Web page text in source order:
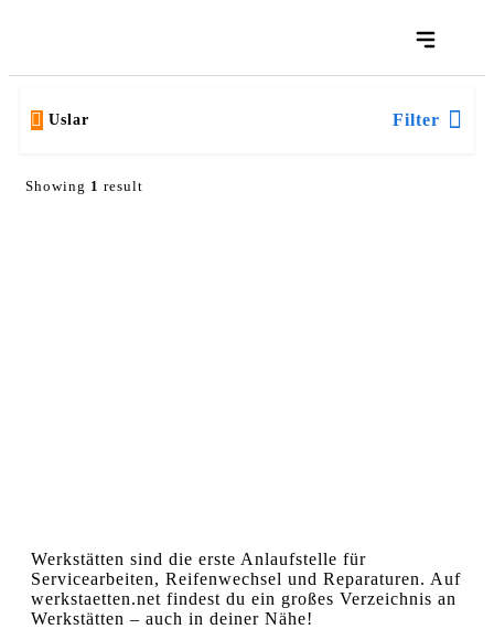
Uslar Filter
Showing 1 result
Werkstätten sind die erste Anlaufstelle für
Servicearbeiten, Reifenwechsel und Reparaturen. Auf
werkstaetten.net findest du ein großes Verzeichnis an
Werkstätten – auch in deiner Nähe!